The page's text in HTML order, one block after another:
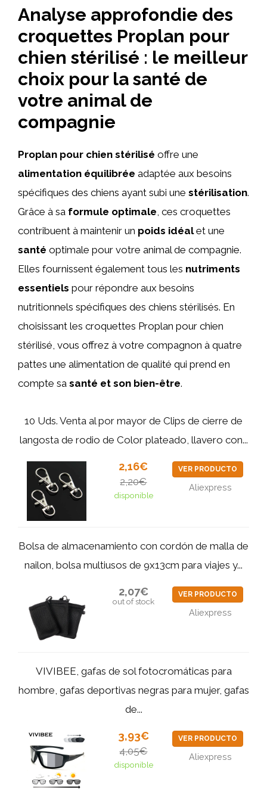
Analyse approfondie des
croquettes Proplan pour
chien stérilisé : le meilleur
choix pour la santé de
votre animal de
compagnie
Proplan pour chien stérilisé offre une
alimentation équilibrée adaptée aux besoins
spécifiques des chiens ayant subi une stérilisation.
Grâce à sa formule optimale, ces croquettes
contribuent à maintenir un poids idéalet une
santé optimale pour votre animal de compagnie.
Elles fournissent également tous les nutriments
essentiels pour répondre aux besoins
nutritionnels spécifiques des chiens stérilisés. En
choisissant les croquettes Proplan pour chien
stérilisé, vous offrez à votre compagnon à quatre
pattes une alimentation de qualité qui prend en
compte sa santé et son bien-être.
10 Uds. Venta al por mayor de Clips de cierre de
langosta de rodio de Color plateado, llavero con...
2,16€
2,20€
disponible
VER PRODUCTO
Aliexpress
Bolsa de almacenamiento con cordón de malla de
nailon, bolsa multiusos de 9x13cm para viajes y...
2,07€
out of stock
VER PRODUCTO
Aliexpress
VIVIBEE, gafas de sol fotocromáticas para
hombre, gafas deportivas negras para mujer, gafas
de...
3,93€
4,05€
disponible
VER PRODUCTO
Aliexpress